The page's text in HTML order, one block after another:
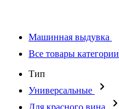
Машинная выдувка
Все товары категории
Тип
Универсальные
Для красного вина